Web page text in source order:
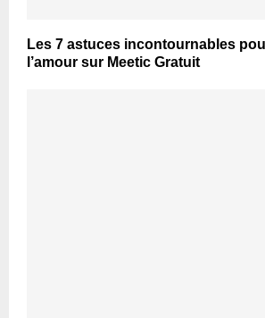
Les 7 astuces incontournables
l’amour sur Meetic Gratuit